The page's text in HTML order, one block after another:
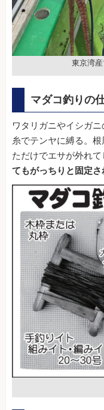
東京湾産
マダコ釣りの
ワタリガニやイシガ
糸でテンヤに縛る。
ただけでエサが外れて
てもがっちりと固定さ